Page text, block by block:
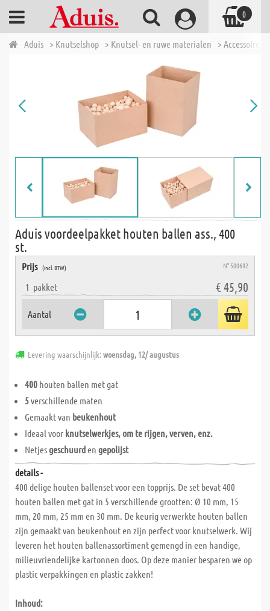
Aduis > Knutselshop > Knutsel- en ruwe materialen > Accessoires
Aduis voordeelpakket houten ballen ass., 400
st.
Prijs (incl. BTW) N° 500692
1 pakket € 45,90
Aantal
Levering waarschijnlijk:woensdag, 12/ augustus
400 houten ballen met gat
5verschillende maten
Gemaakt van beukenhout
Ideaal voor knutselwerkjes, om te rijgen, verven, enz.
Netjesgeschuurden gepolijst
details -
400 delige houten ballenset voor een topprijs. De set bevat 400
houten ballen met gat in 5 verschillende grootten: Ø 10 mm, 15
mm, 20 mm, 25 mm en 30 mm. De keurig verwerkte houten ballen
zijn gemaakt van beukenhout en zijn perfect voor knutselwerk. Wij
leveren het houten ballenassortiment gemengd in een handige,
milieuvriendelijke kartonnen doos. Op deze manier besparen we op
plastic verpakkingen en plastic zakken!
Inhoud:
0